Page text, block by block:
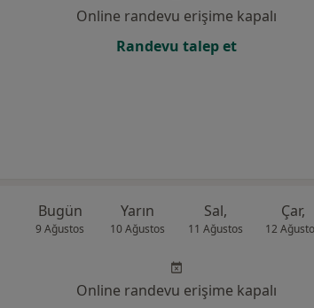
Online randevu erişime kapalı
Randevu talep et
Bugün
9 Ağustos
Yarın
10 Ağustos
Sal,
11 Ağustos
Çar,
12
Online randevu erişime kapalı